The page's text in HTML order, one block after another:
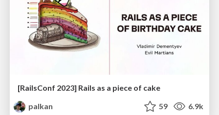
[RailsConf 2023] Rails as a piece of cake
palkan
59 6.9k